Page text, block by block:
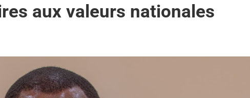
aux valeurs nationales